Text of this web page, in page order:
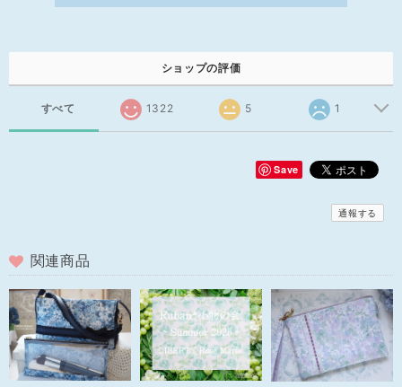
ショップの評価
すべて 1322 5 1
Save
通報する
関連商品